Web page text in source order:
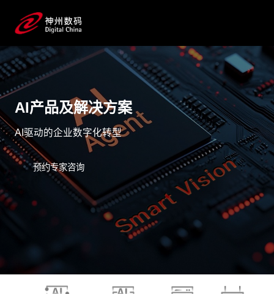
AI产品及解决方案
AI驱动的企业数字化转型
预约专家咨询